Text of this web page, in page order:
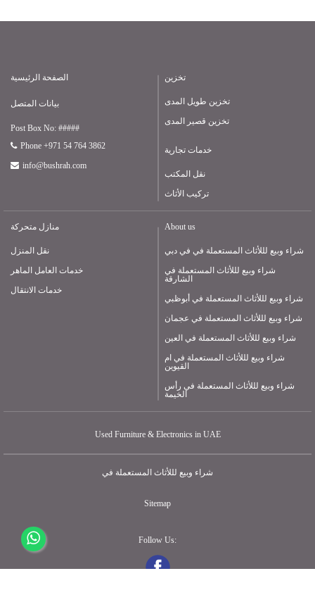
الصفحة الرئيسية
بيانات المتصل
Post Box No: #####
Phone +971 54 764 3862
info@bushrah.com
تخزين
تخزين طويل المدى
تخزين قصير المدى
خدمات تجارية
نقل المكتب
تركيب الأثاث
منازل متحركة
نقل المنزل
خدمات العامل الماهر
خدمات الانتقال
About us
شراء وبيع لللأثاث المستعملة في في دبي
شراء وبيع لللأثاث المستعملة في
الشارقة
شراء وبيع لللأثاث المستعملة في أبوظبي
شراء وبيع لللأثاث المستعملة في عجمان
شراء وبيع لللأثاث المستعملة في العين
شراء وبيع لللأثاث المستعملة في ام
القيوين
شراء وبيع لللأثاث المستعملة في رأس
الخيمة
Used Furniture & Electronics in UAE
شراء وبيع لللأثاث المستعملة في
Sitemap
Follow Us: